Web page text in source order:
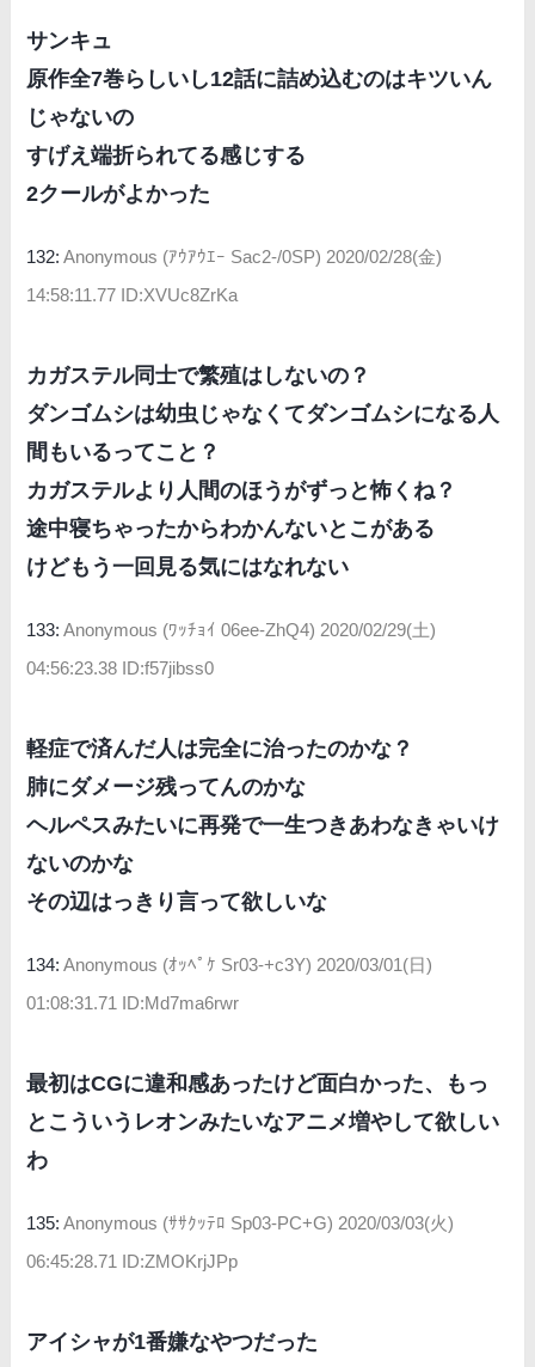
サンキュ
原作全7巻らしいし12話に詰め込むのはキツいん
じゃないの
すげえ端折られてる感じする
2クールがよかった
132:Anonymous (ｱｳｱｳｴｰ Sac2-/0SP) 2020/02/28(金)
14:58:11.77 ID:XVUc8ZrKa
カガステル同士で繁殖はしないの？
ダンゴムシは幼虫じゃなくてダンゴムシになる人
間もいるってこと？
カガステルより人間のほうがずっと怖くね？
途中寝ちゃったからわかんないとこがある
けどもう一回見る気にはなれない
133:Anonymous (ﾜｯﾁｮｲ 06ee-ZhQ4) 2020/02/29(土)
04:56:23.38 ID:f57jibss0
軽症で済んだ人は完全に治ったのかな？
肺にダメージ残ってんのかな
ヘルペスみたいに再発で一生つきあわなきゃいけ
ないのかな
その辺はっきり言って欲しいな
134:Anonymous (ｵｯﾍﾟｹ Sr03-+c3Y) 2020/03/01(日)
01:08:31.71 ID:Md7ma6rwr
最初はCGに違和感あったけど面白かった、もっ
とこういうレオンみたいなアニメ増やして欲しい
わ
135:Anonymous (ｻｻｸｯﾃﾛ Sp03-PC+G) 2020/03/03(火)
06:45:28.71 ID:ZMOKrjJPp
アイシャが1番嫌なやつだった